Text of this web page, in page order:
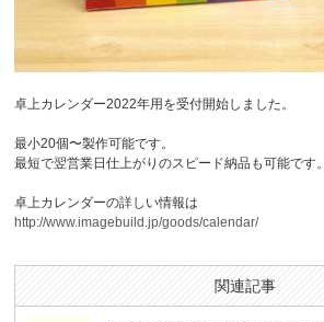
卓上カレンダー2022年用を受付開始しました。
最小20個〜製作可能です。
最短で翌営業日仕上がりのスピード納品も可能です。
卓上カレンダーの詳しい情報は
http://www.imagebuild.jp/goods/calendar/
関連記事